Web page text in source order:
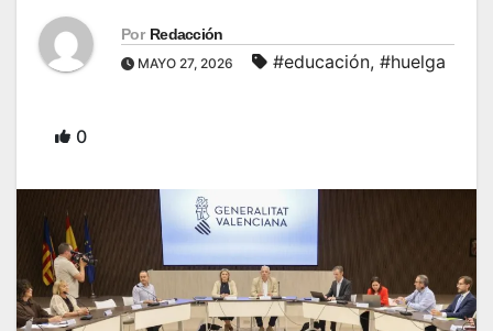
Por Redacción
MAYO 27, 2026 #educación, #huelga
0